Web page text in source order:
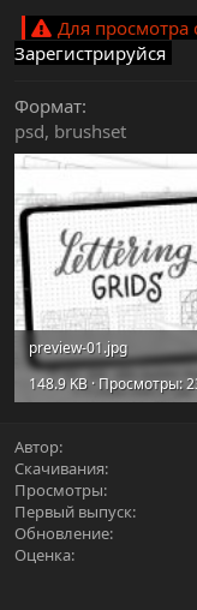
Для просмотра
Зарегистрируйся
Формат
psd brushset
preview-01.jpg
148.9 KB · Просмотры:
Автор
Скачивания
Просмотры
Первый выпуск
Обновление
Оценка